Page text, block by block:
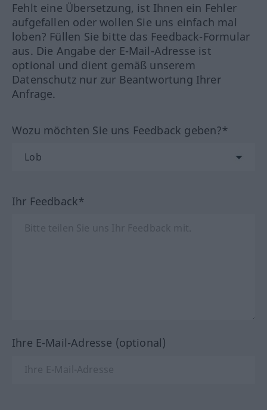
Fehlt eine Übersetzung, ist Ihnen ein Fehler
aufgefallen oder wollen Sie uns einfach mal
loben? Füllen Sie bitte das Feedback-Formular
aus. Die Angabe der E-Mail-Adresse ist
optional und dient gemäß unserem
Datenschutz nur zur Beantwortung Ihrer
Anfrage.
Wozu möchten Sie uns Feedback geben?*
Ihr Feedback*
Ihre E-Mail-Adresse (optional)